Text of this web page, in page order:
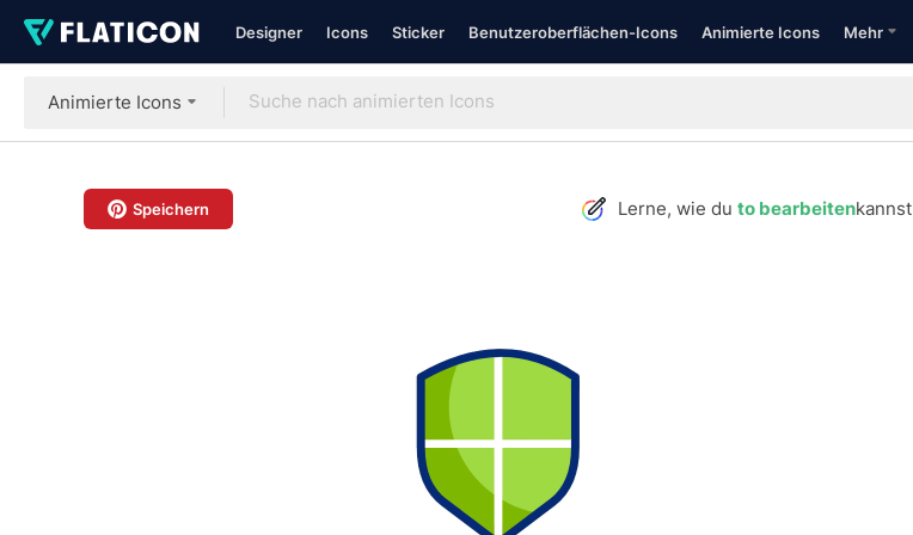
Designer Icons Sticker Benutzeroberflächen-Icons Animierte Icons Mehr
Animierte Icons
Speichern Lerne, wie du to bearbeitenkannst